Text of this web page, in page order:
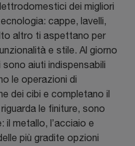
dei migliori
cappe, lavelli,
altro ti aspettano per
e stile. Al giorno
aiuti indispensabili
le operazioni di
dei cibi e completano il
le finiture, sono
il metallo, l’acciaio e
più gradite opzioni